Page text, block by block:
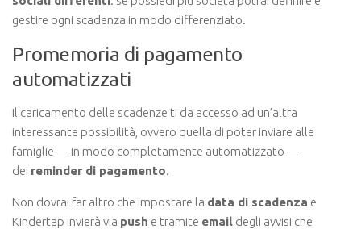
gestire ogni scadenza in modo differenziato.
Promemoria di pagamento
automatizzati
Il caricamento delle scadenze ti da accesso ad un’altra
interessante possibilità, ovvero quella di poter inviare alle
famiglie — in modo completamente automatizzato —
dei reminder di pagamento.
Non dovrai far altro che impostare la data di scadenza e
Kindertap invierà via push e tramite email degli avvisi che